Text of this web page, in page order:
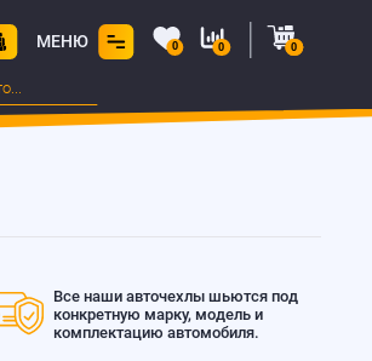
МЕНЮ 0 0 0
Все наши авточехлы шьются под
конкретную марку, модель и
комплектацию автомобиля.